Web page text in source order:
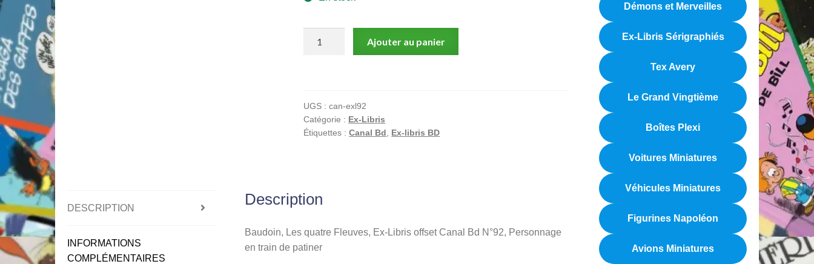
Fleuves,
Ex-
Libris
N°92,
en
train
Ajouter au panier
UGS :can-exl92
Catégorie : Ex-Libris
Étiquettes :Canal Bd Ex-libris BD
DESCRIPTION
INFORMATIONS
COMPLÉMENTAIRES
Description
Baudoin, Les quatre Fleuves, Ex-Libris offset Canal Bd N°92, Personnage
en train de patiner
Démons et Merveilles
Ex-Libris Sérigraphiés
Tex Avery
Le Grand Vingtième
Boîtes Plexi
Voitures Miniatures
Véhicules Miniatures
Figurines Napoléon
Avions Miniatures